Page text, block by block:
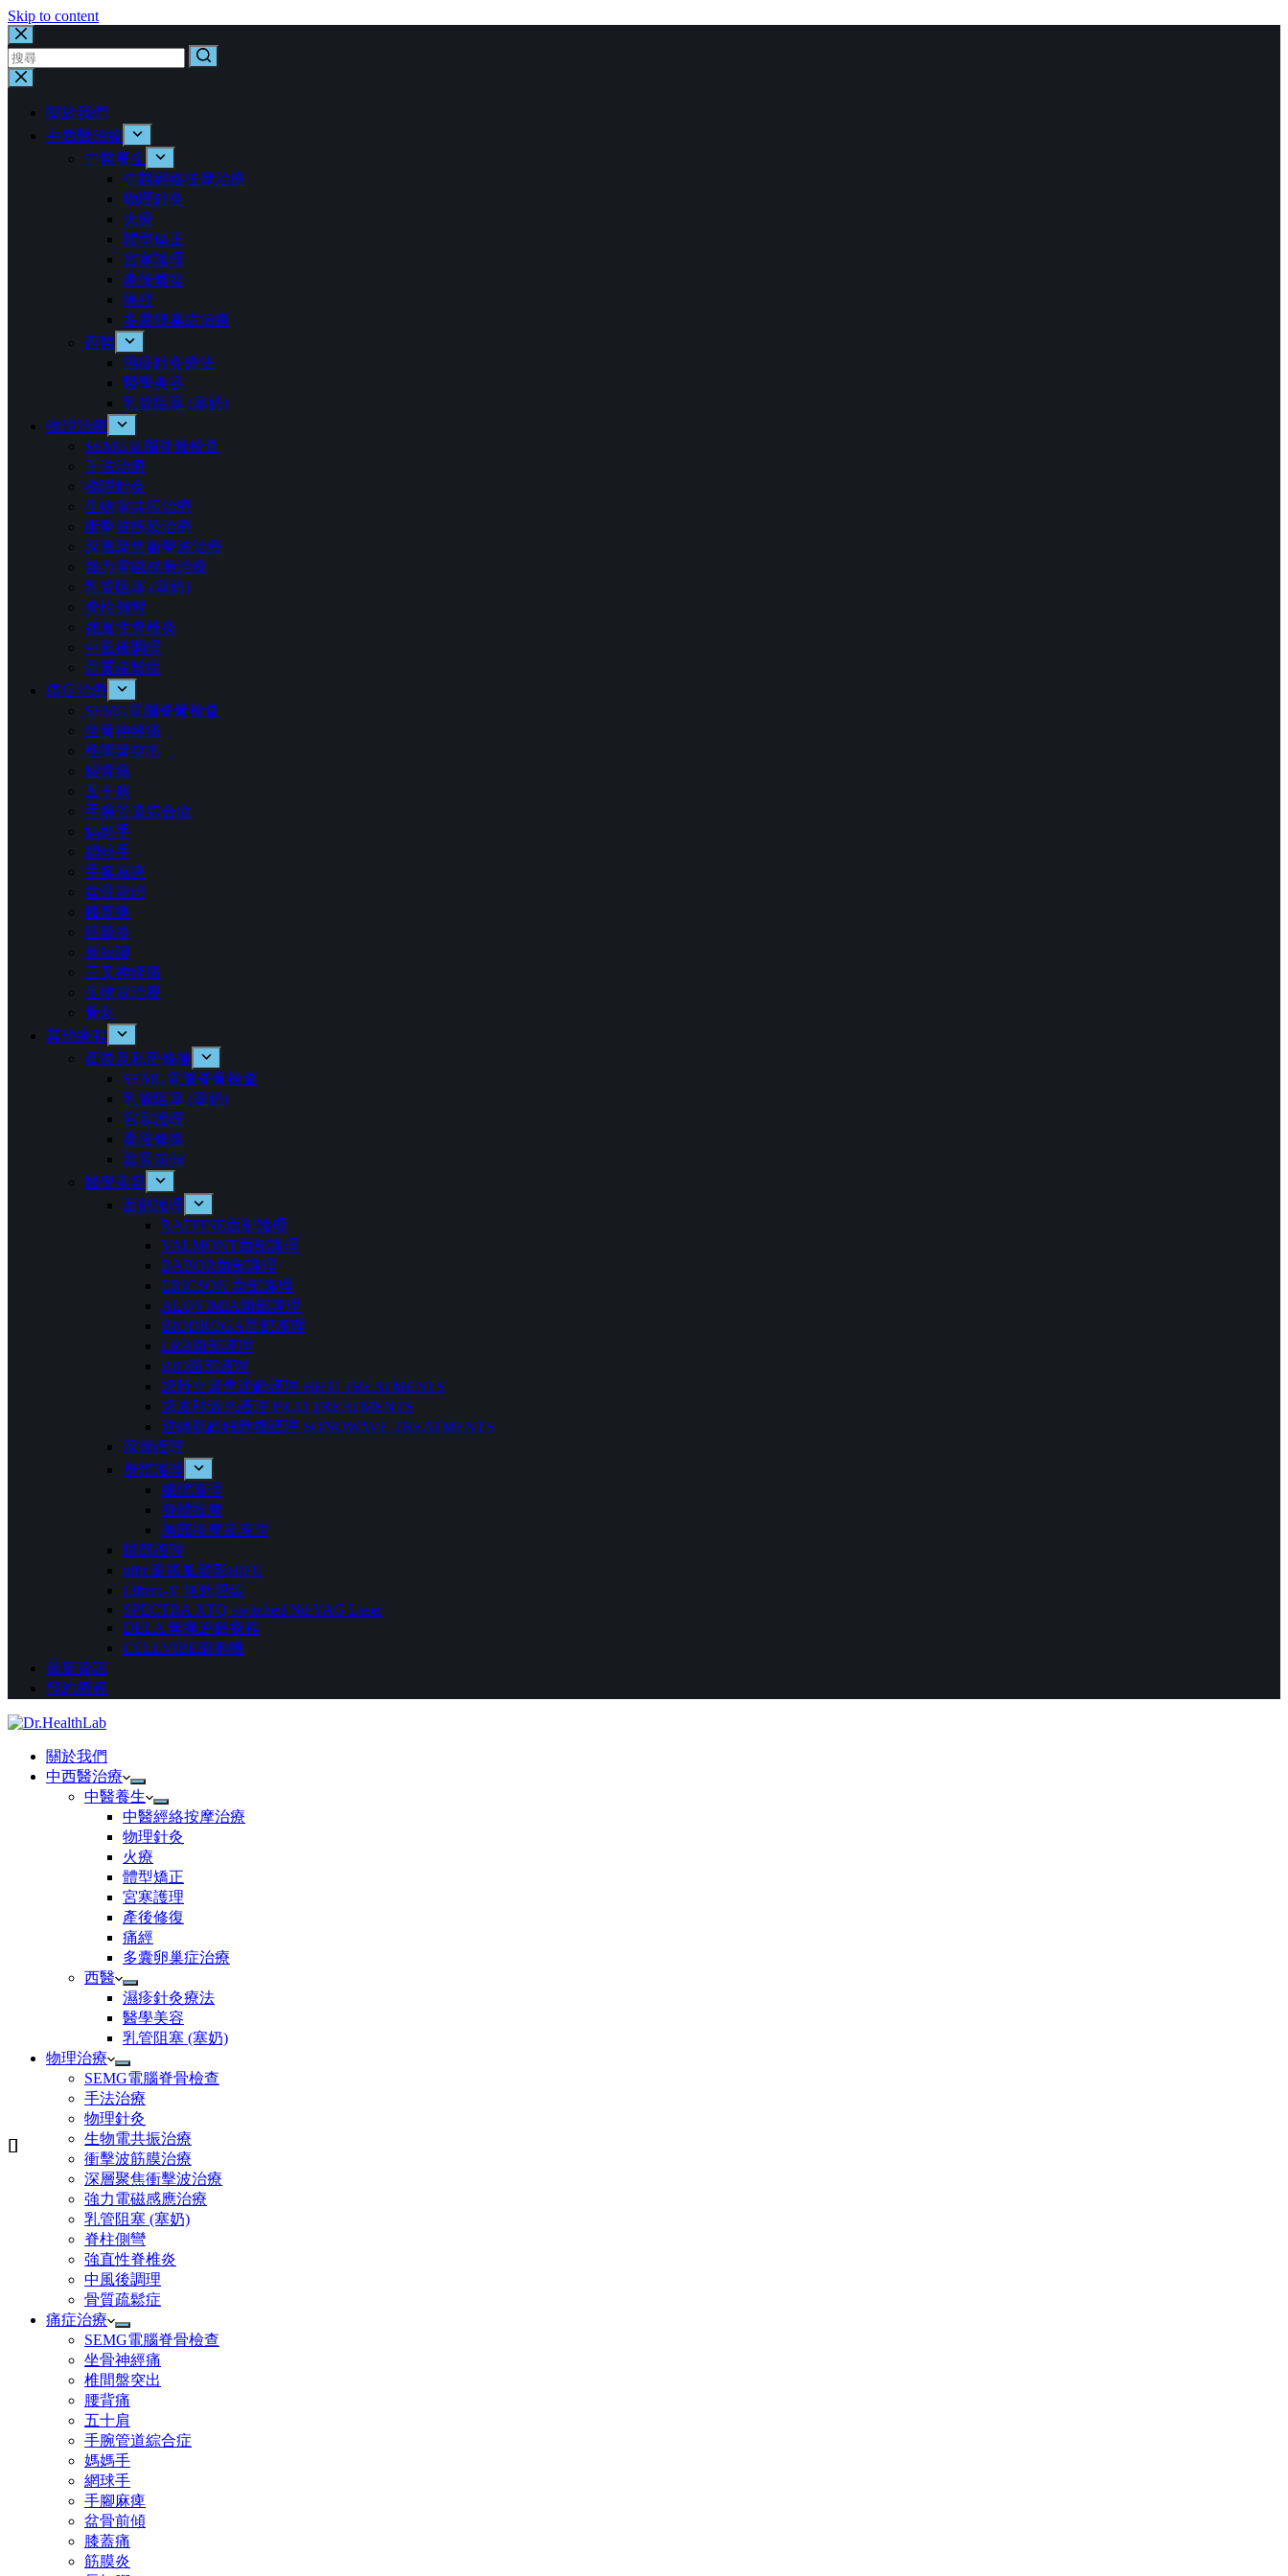
Skip to content
No
results
關於我們
中西醫治療
中醫養生
中醫經絡按摩治療
物理針灸
火療
體型矯正
宮寒護理
產後修復
痛經
多囊卵巢症治療
西醫
濕疹針灸療法
醫學美容
乳管阻塞 (塞奶)
物理治療
SEMG電腦脊骨檢查
手法治療
物理針灸
生物電共振治療
衝擊波筋膜治療​
深層聚焦衝擊波治療
強力電磁感應治療
乳管阻塞 (塞奶)
脊柱側彎
強直性脊椎炎
中風後調理
骨質疏鬆症
痛症治療
SEMG電腦脊骨檢查
坐骨神經痛
椎間盤突出
腰背痛
五十肩
手腕管道綜合症
媽媽手
網球手
手腳麻痺
盆骨前傾
膝蓋痛
筋膜炎
長短腳
三叉神經痛
生物電治療
骨刺
其他療程
產後及私密修復
SEMG電腦脊骨檢查
乳管阻塞 (塞奶)
宮寒護理
產後修復
盆骨前傾
醫學美容
面部護理
RAFFINE面部護理
VALMONT面部護理
BABOR面部護理
ERICSON ⾯部護理
ALQVIMIA面部護理
BIODROGA面部護理
LRB面部護理
BIO⾯部護理
超時空聚焦逆齡護理 HIFU TREATMENTS
超⽪秒激光護理 PICO TREATMENTS
逆轉肌齡細胞機護理 SONOWAVE TREATMENTS
深層護理
身體護理
纖體護理
身體按摩
胸部按摩及護理
眼部護理
ulfit 龍捲風塑形HIFU
Liftera-V 無針埋線
SPECTRA XTQ-switched Nd:YAG Laser
DELA 無痛逆齡療程
CELLVIBE細胞機
最新資訊
預約療程
關於我們
中西醫治療
中醫養生
中醫經絡按摩治療
物理針灸
火療
體型矯正
宮寒護理
產後修復
痛經
多囊卵巢症治療
西醫
濕疹針灸療法
醫學美容
乳管阻塞 (塞奶)
物理治療
SEMG電腦脊骨檢查
手法治療
物理針灸
生物電共振治療
衝擊波筋膜治療​
深層聚焦衝擊波治療
強力電磁感應治療
乳管阻塞 (塞奶)
脊柱側彎
強直性脊椎炎
中風後調理
骨質疏鬆症
痛症治療
SEMG電腦脊骨檢查
坐骨神經痛
椎間盤突出
腰背痛
五十肩
手腕管道綜合症
媽媽手
網球手
手腳麻痺
盆骨前傾
膝蓋痛
筋膜炎